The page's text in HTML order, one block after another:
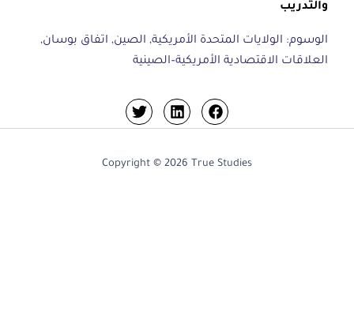
والتدريب
الوسوم: الولايات المتحدة الأمريكية,الصين,اتفاق بوسان,
العلاقات الاقتصادية الأمريكية–الصينية
Copyright © 2026 True Studies